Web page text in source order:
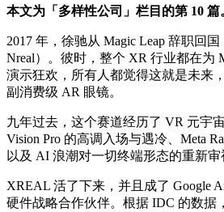
本文为「多样性公司」栏目的第 10 篇
2017 年，徐驰从 Magic Leap 辞职回
Nreal）。彼时，整个 XR 行业都在为
演示狂欢，所有人都觉得这就是未来
副消费级 AR 眼镜。
九年过去，这个赛道经历了 VR 元宇
Vision Pro 的高调入场与遇冷、Meta
以及 AI 浪潮对一切终端形态的重新审
XREAL 活了下来，并且成了 Google
硬件战略合作伙伴。根据 IDC 的数据